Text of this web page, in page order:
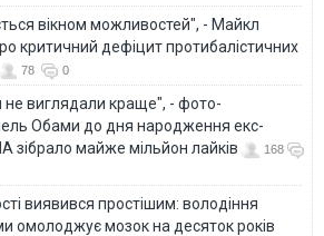
вікном можливостей", - Майкл
критичний дефіцит протибалістичних
78 0
не виглядали краще", - фото-
Обами до дня народження екс-
зібрало майже мільйон лайків
168
виявився простішим: володіння
омолоджує мозок на десяток років